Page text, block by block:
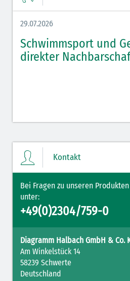
29.07.2026
Schwimmsport und
direkter
Kontakt
Bei Fragen zu unseren
unter:
+49(0)2304/759-0
Diagramm Halbach GmbH & Co.
Am Winkelstück 14
58239 Schwerte
Deutschland